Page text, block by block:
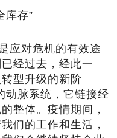
存”
对危机的有效途
经过去，经此一
型升级的新阶
动脉系统，它链接经
整体。疫情期间，
们的工作和生活，